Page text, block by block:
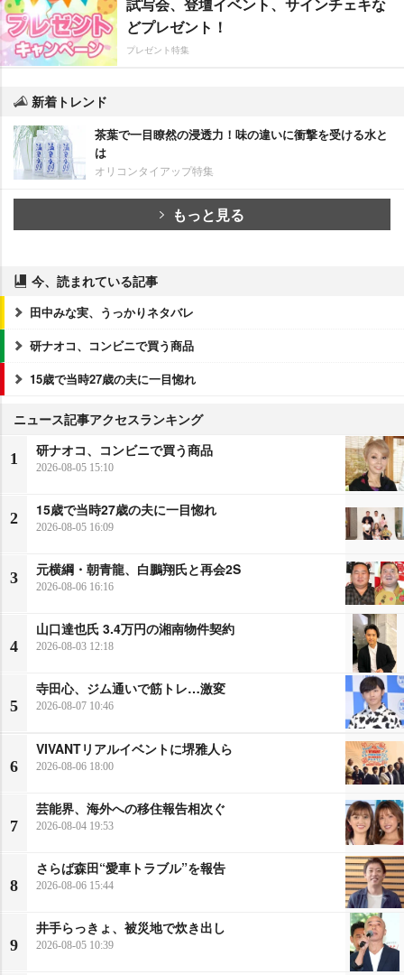
どプレゼント！
プレゼント特集
新着トレンド
茶葉で一目瞭然の浸透力！味の違いに衝撃を受ける水と
は
オリコンタイアップ特集
もっと見る
今、読まれている記事
田中みな実、うっかりネタバレ
研ナオコ、コンビニで買う商品
15歳で当時27歳の夫に一目惚れ
ニュース記事アクセスランキング
1
研ナオコ、コンビニで買う商品
2026-08-05 15:10
2
15歳で当時27歳の夫に一目惚れ
2026-08-05 16:09
3
元横綱・朝青龍、白鵬翔氏と再会2S
2026-08-06 16:16
4
山口達也氏 3.4万円の湘南物件契約
2026-08-03 12:18
5
寺田心、ジム通いで筋トレ…激変
2026-08-07 10:46
6
VIVANTリアルイベントに堺雅人ら
2026-08-06 18:00
7
芸能界、海外への移住報告相次ぐ
2026-08-04 19:53
8
さらば森田“愛車トラブル”を報告
2026-08-06 15:44
9
井手らっきょ、被災地で炊き出し
2026-08-05 10:39